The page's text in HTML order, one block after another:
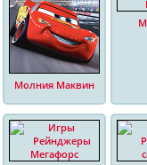
Молния Маквин